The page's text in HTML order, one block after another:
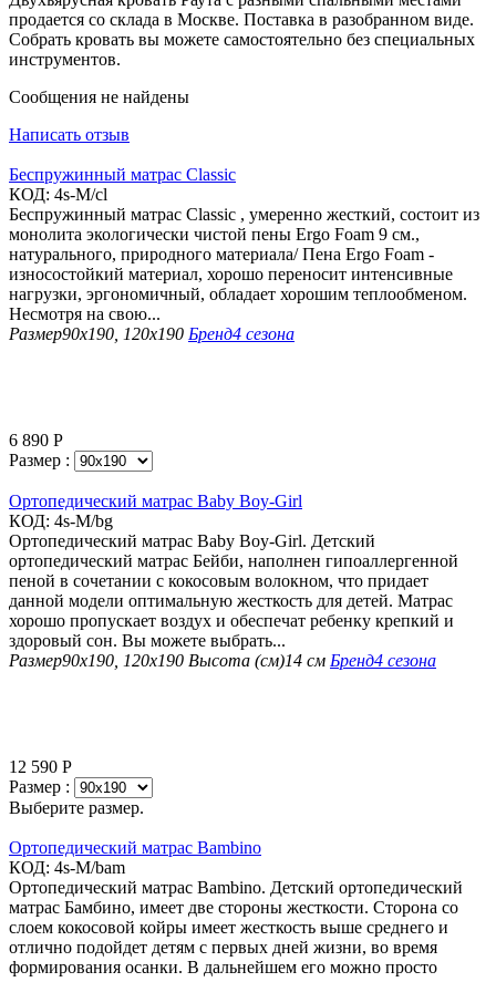
продается со склада в Москве. Поставка в разобранном виде.
Собрать кровать вы можете самостоятельно без специальных
инструментов.
Сообщения не найдены
Написать отзыв
Беспружинный матрас Classic
КОД: 4s-M/cl
Беспружинный матрас Classic , умеренно жесткий, состоит из
монолита экологически чистой пены Ergo Foam 9 см.,
натурального, природного материала/ Пена Ergo Foam -
износостойкий материал, хорошо переносит интенсивные
нагрузки, эргономичный, обладает хорошим теплообменом.
Несмотря на свою...
Размер90х190, 120х190 Бренд4 сезона
6 890 Р
Размер :
Ортопедический матрас Baby Boy-Girl
КОД: 4s-M/bg
Ортопедический матрас Baby Boy-Girl. Детский
ортопедический матрас Бейби, наполнен гипоаллергенной
пеной в сочетании с кокосовым волокном, что придает
данной модели оптимальную жесткость для детей. Матрас
хорошо пропускает воздух и обеспечат ребенку крепкий и
здоровый сон. Вы можете выбрать...
Размер90х190, 120х190 Высота (см)14 см Бренд4 сезона
12 590 Р
Размер :
Выберите размер.
Ортопедический матрас Bambino
КОД: 4s-M/bam
Ортопедический матрас Bambino. Детский ортопедический
матрас Бамбино, имеет две стороны жесткости. Сторона со
слоем кокосовой койры имеет жесткость выше среднего и
отлично подойдет детям с первых дней жизни, во время
формирования осанки. В дальнейшем его можно просто